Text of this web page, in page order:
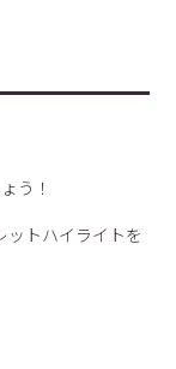
う！
ットハイライトを